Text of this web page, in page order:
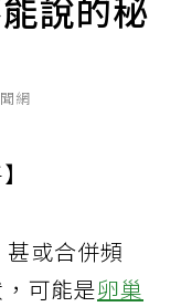
說的秘
網
甚或合併頻
可能是卵巢